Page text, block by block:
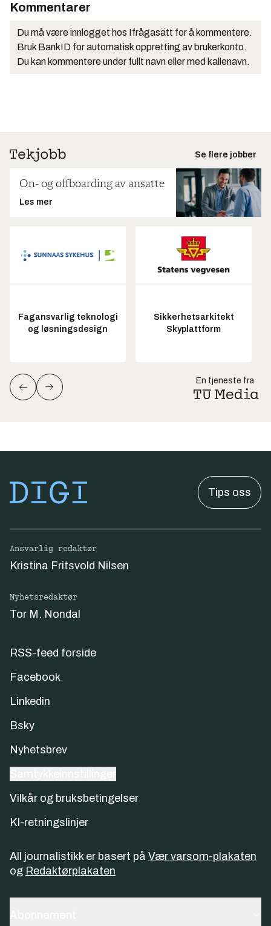
Kommentarer
Du må være innlogget hos Ifrågasätt for å kommentere.
Bruk BankID for automatisk oppretting av brukerkonto.
Du kan kommentere under fullt navn eller med kallenavn.
Se flere jobber
On- og offboarding av ansatte
Les mer
Fagansvarlig teknologi
og løsningsdesign
Sikkerhetsarkitekt
Skyplattform
En tjeneste fra
Tips oss
Ansvarlig redaktør
Kristina Fritsvold Nilsen
Nyhetsredaktør
Tor M. Nondal
RSS-feed forside
Facebook
Linkedin
Bsky
Nyhetsbrev
Vilkår og bruksbetingelser
KI-retningslinjer
All journalistikk er basert på Vær varsom-plakaten
og Redaktørplakaten